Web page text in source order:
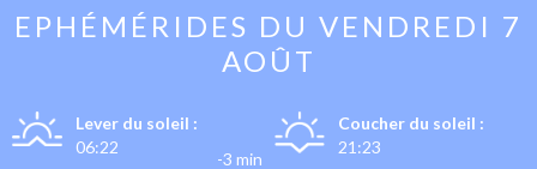
EPHÉMÉRIDES DU VENDREDI 7
AOÛT
Lever du soleil :
06:22
-3 min
Coucher du soleil :
21:23